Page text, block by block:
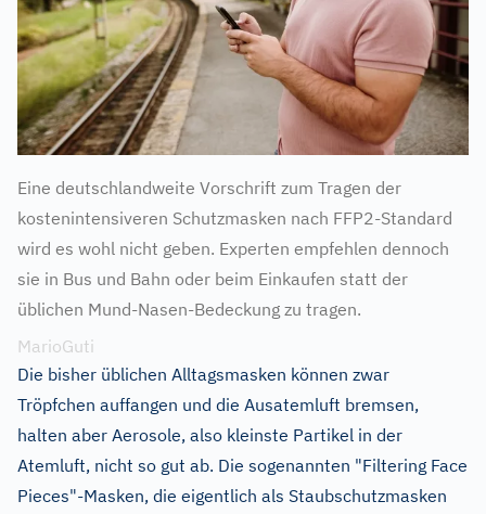
Eine deutschlandweite Vorschrift zum Tragen der
kostenintensiveren Schutzmasken nach FFP2-Standard
wird es wohl nicht geben. Experten empfehlen dennoch
sie in Bus und Bahn oder beim Einkaufen statt der
üblichen Mund-Nasen-Bedeckung zu tragen.
MarioGuti
Die bisher üblichen Alltagsmasken können zwar
Tröpfchen auffangen und die Ausatemluft bremsen,
halten aber Aerosole, also kleinste Partikel in der
Atemluft, nicht so gut ab. Die sogenannten "Filtering Face
Pieces"-Masken, die eigentlich als Staubschutzmasken